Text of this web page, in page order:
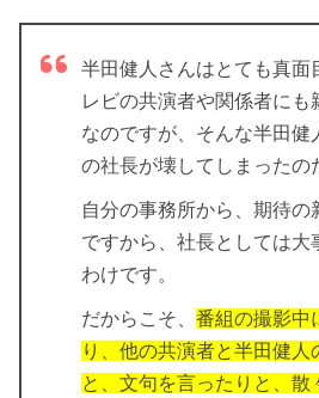
半田健人さんはとても真面
レビの共演者や関係者にも
なのですが、そんな半田健
の社長が壊してしまったの
自分の事務所から、期待の
ですから、社長としては大
わけです。
だからこそ、 番組の撮影中
り、他の共演者と半田健人
と、文句を言ったりと、散